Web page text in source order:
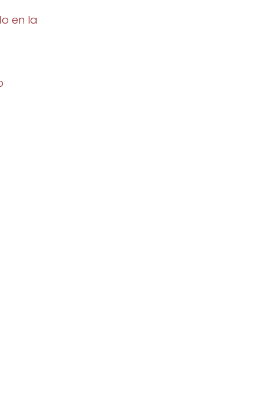
en la